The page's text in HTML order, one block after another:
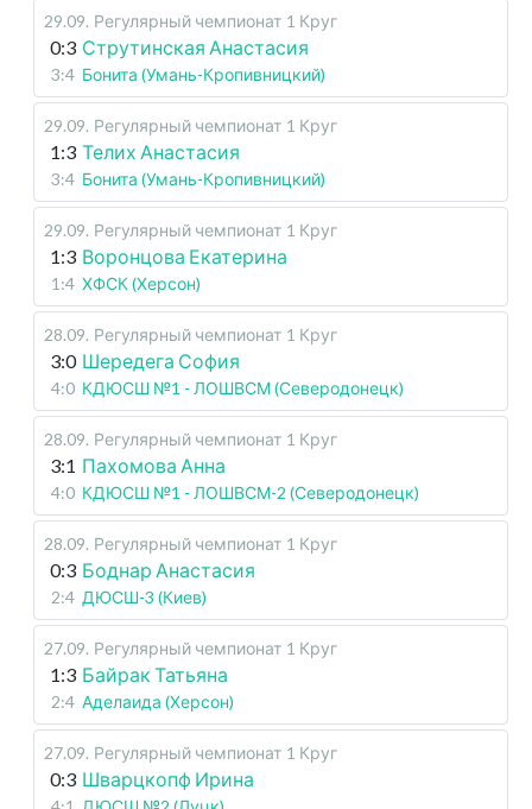
29.09. Регулярный чемпионат 1 Круг
0:3 Струтинская Анастасия
3:4 Бонита (Умань-Кропивницкий)
29.09. Регулярный чемпионат 1 Круг
1:3 Телих Анастасия
3:4 Бонита (Умань-Кропивницкий)
29.09. Регулярный чемпионат 1 Круг
1:3 Воронцова Екатерина
1:4 ХФСК (Херсон)
28.09. Регулярный чемпионат 1 Круг
3:0 Шередега София
4:0 КДЮСШ №1 - ЛОШВСМ (Северодонецк)
28.09. Регулярный чемпионат 1 Круг
3:1 Пахомова Анна
4:0 КДЮСШ №1 - ЛОШВСМ-2 (Северодонецк)
28.09. Регулярный чемпионат 1 Круг
0:3 Боднар Анастасия
2:4 ДЮСШ-3 (Киев)
27.09. Регулярный чемпионат 1 Круг
1:3 Байрак Татьяна
2:4 Аделаида (Херсон)
27.09. Регулярный чемпионат 1 Круг
0:3 Шварцкопф Ирина